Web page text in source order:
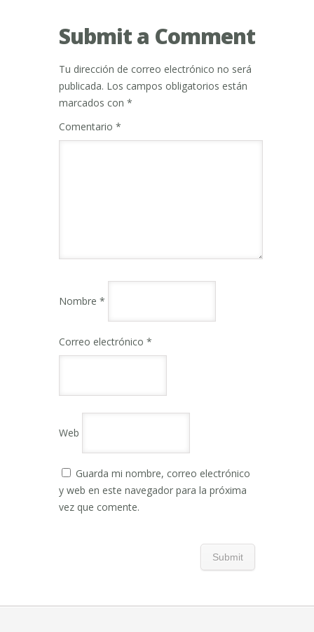
Submit a Comment
Tu dirección de correo electrónico no será
publicada. Los campos obligatorios están
marcados con *
Comentario *
Nombre *
Correo electrónico *
Web
Guarda mi nombre, correo electrónico
y web en este navegador para la próxima
vez que comente.